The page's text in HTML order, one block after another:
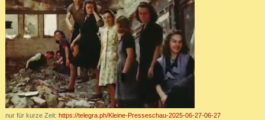
nur für kurze Zeit: https://telegra.ph/Kleine-Presseschau-2025-06-27-06-27